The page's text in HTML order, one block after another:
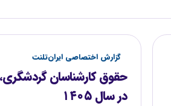
گزارش اختصاصی ایران‌تلنت
حقوق کارشناسان
در سال ۱۴۰۵